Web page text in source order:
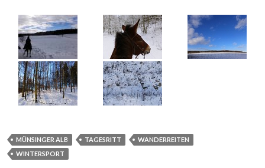
MÜNSINGER ALB TAGESRITT
WANDERREITEN
WINTERSPORT